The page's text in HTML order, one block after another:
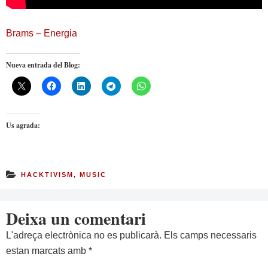
Brams – Energia
Nueva entrada del Blog:
Us agrada:
HACKTIVISM, MUSIC
Deixa un comentari
L'adreça electrònica no es publicarà. Els camps necessaris
estan marcats amb *